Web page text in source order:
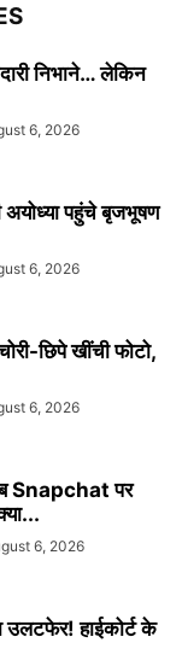
निभाने… लेकिन
6, 2026
अयोध्या पहुंचे बृजभूषण
6, 2026
छिपे खींची फोटो,
6, 2026
Snapchat पर
6, 2026
उलटफेर! हाईकोर्ट के